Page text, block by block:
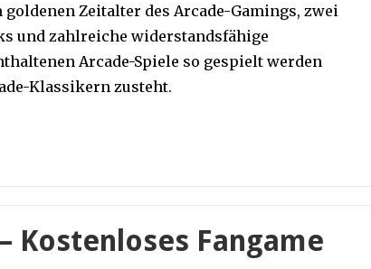
goldenen Zeitalter des Arcade-Gamings, zwei
und zahlreiche widerstandsfähige
Arcade-Spiele so gespielt werden
Klassikern zusteht.
Kostenloses Fangame